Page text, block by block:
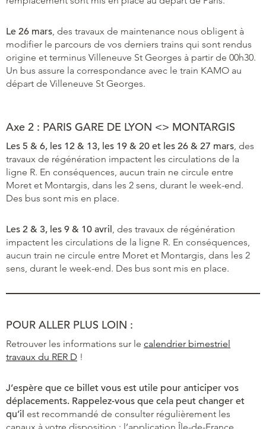
Le 26 mars , des travaux de maintenance nous obligent à
modifier le parcours de vos derniers trains qui sont rendus
origine et terminus Villeneuve St Georges à partir de 00h30.
Un bus assure la correspondance avec le train KAMO au
départ de Villeneuve St Georges.
Axe 2 : PARIS GARE DE LYON <> MONTARGIS
Les 5 & 6, les 12 & 13, les 19 & 20 et les 26 & 27 mars , des
travaux de régénération impactent les circulations de la
ligne R. En conséquences, aucun train ne circule entre
Moret et Montargis, dans les 2 sens, durant le week-end.
Des bus sont mis en place.
Les 2 & 3, les 9 & 10 avril , des travaux de régénération
impactent les circulations de la ligne R. En conséquences,
aucun train ne circule entre Moret et Montargis, dans les 2
sens, durant le week-end. Des bus sont mis en place.
POUR ALLER PLUS LOIN :
Retrouver les informations sur le calendrier bimestriel
travaux du RER D !
J’espère que ce billet vous est utile pour anticiper vos
déplacements. Rappelez-vous que cela peut changer et
qu’il est recommandé de consulter régulièrement les
canaux à votre disposition : l’application Île-de-France